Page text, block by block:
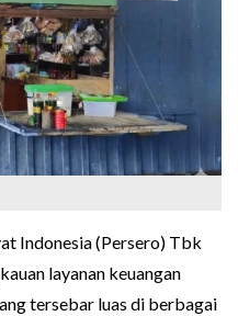
Indonesia (Persero) Tbk
layanan keuangan
tersebar luas di berbagai